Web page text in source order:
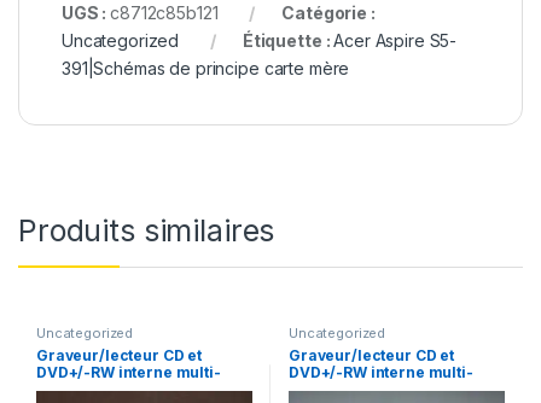
UGS :c8712c85b121
Catégorie :
Uncategorized
Étiquette :Acer Aspire S5-
391|Schémas de principe carte mère
Produits similaires
Uncategorized
Graveur/lecteur CD et
DVD+/-RW interne multi-
recorder portable TS-L632
Uncategorized
Graveur/lecteur CD et
DVD+/-RW interne multi-
recorder portable SN-S082